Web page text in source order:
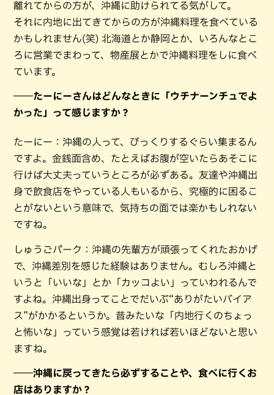
離れてからの方が、沖縄に助けられてる気がして。
それに内地に出てきてからの方が沖縄料理を食べている
かもしれません(笑) 北海道とか静岡とか、いろんなとこ
ろに営業でまわって、物産展とかで沖縄料理をしに食べ
ています。
――たーにーさんはどんなときに「ウチナーンチュでよ
かった」って感じますか？
たーにー：沖縄の人って、びっくりするぐらい集まるん
ですよ。金銭面含め、たとえばお腹が空いたらあそこに
行けば大丈夫っていうところが必ずある。友達や沖縄出
身で飲食店をやっている人もいるから、究極的に困るこ
とがないという意味で、気持ちの面では楽かもしれない
ですね。
しゅうごパーク：沖縄の先輩方が頑張ってくれたおかげ
で、沖縄差別を感じた経験はありません。むしろ沖縄と
いうと「いいな」とか「カッコよい」っていわれるんで
すよね。沖縄出身ってことでだいぶ“ありがたいバイア
ス”がかかるというか。昔みたいな「内地行くのちょっ
と怖いな」っていう感覚は若ければ若いほどないと思い
ますね。
――沖縄に戻ってきたら必ずすることや、食べに行くお
店はありますか？